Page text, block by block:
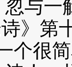
与一
第十
个很